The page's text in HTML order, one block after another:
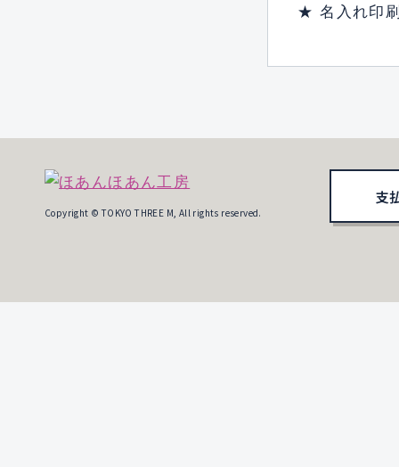
★ 名入れ印刷
Copyright © TOKYO THREE M, All rights reserved.
支